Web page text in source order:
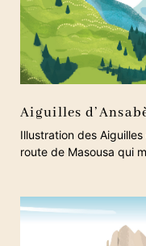
Aiguilles
Illustration des
route de Masousa qui